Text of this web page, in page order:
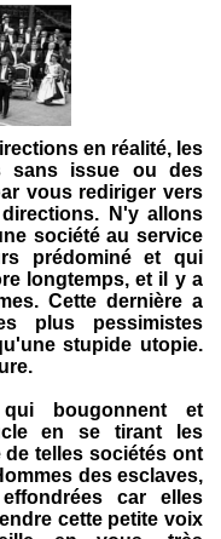
en réalité, les
sans issue ou des
vous rediriger vers
N'y allons
société au service
prédominé et qui
longtemps, et il y a
Cette dernière a
plus pessimistes
stupide utopie.
bougonnent et
en se tirant les
telles sociétés ont
des esclaves,
car elles
cette petite voix